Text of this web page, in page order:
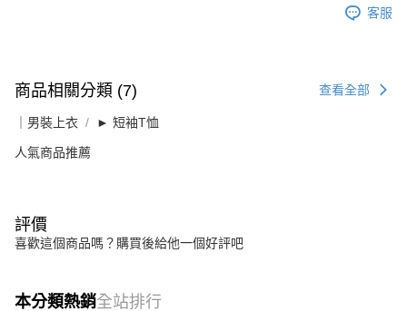
客服
商品相關分類 (7) 查看全部
｜男裝上衣 ► 短袖T恤
人氣商品推薦
評價
喜歡這個商品嗎？購買後給他一個好評吧
本分類熱銷全站排行